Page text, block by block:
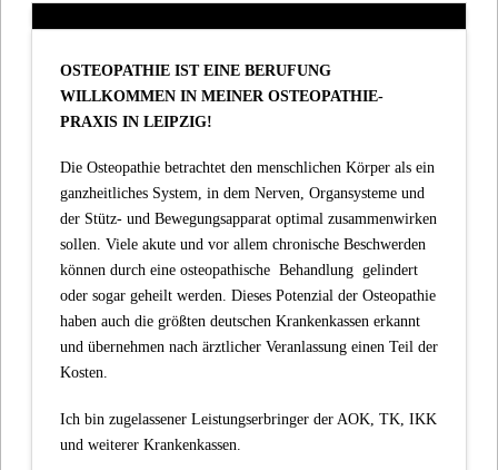
OSTEOPATHIE IST EINE BERUFUNG
WILLKOMMEN IN MEINER OSTEOPATHIE-
PRAXIS IN LEIPZIG!
Die Osteopathie betrachtet den menschlichen Körper als ein
ganzheitliches System, in dem Nerven, Organsysteme und
der Stütz- und Bewegungsapparat optimal zusammenwirken
sollen. Viele akute und vor allem chronische Beschwerden
können durch eine osteopathische Behandlung gelindert
oder sogar geheilt werden. Dieses Potenzial der Osteopathie
haben auch die größten deutschen Krankenkassen erkannt
und übernehmen nach ärztlicher Veranlassung einen Teil der
Kosten.
Ich bin zugelassener Leistungserbringer der AOK, TK, IKK
und weiterer Krankenkassen.